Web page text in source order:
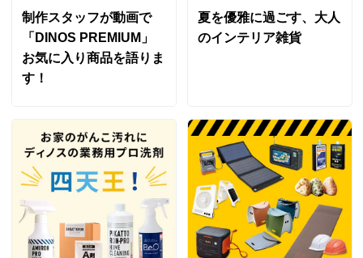
2024/04/19
ブラック
高さがあるので、油ハネでの汚れが少なくなりました
金属部が厚いので加熱時温度の上下が少なくキレイに揚
がります
小さいので大人数家庭には向きませんが、我が家には
ピッタリ
2022/12/13
制作スタッフが動画で
「DINOS PREMIUM」
お気に入り商品を語りま
す！
夏を優雅に過ごす、大人
のインテリア雑貨